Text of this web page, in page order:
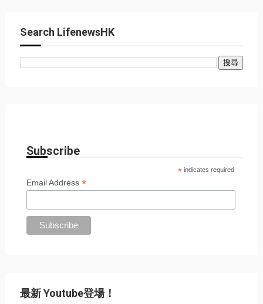
Search LifenewsHK
Subscribe
* indicates required
Email Address*
最新 Youtube登場！